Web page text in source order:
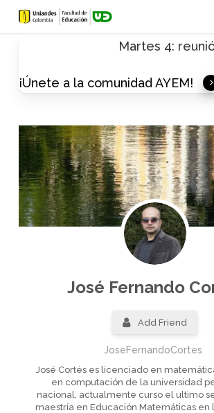
Skip
Martes 4:
¡Únete a la comunidad AYEM!
José Fernando
Add Friend
JoseFernandoCortes
José Cortés es licenciado en
en computación de la universidad
nacional, actualmente curso el ultimo
maestría en Educación Matemáticas en